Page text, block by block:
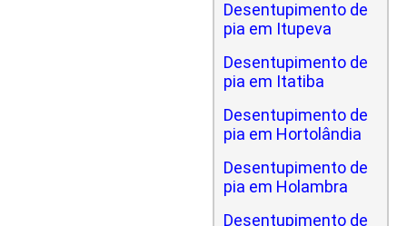
Desentupimento de
pia em Itupeva
Desentupimento de
pia em Itatiba
Desentupimento de
pia em Hortolândia
Desentupimento de
pia em Holambra
Desentupimento de